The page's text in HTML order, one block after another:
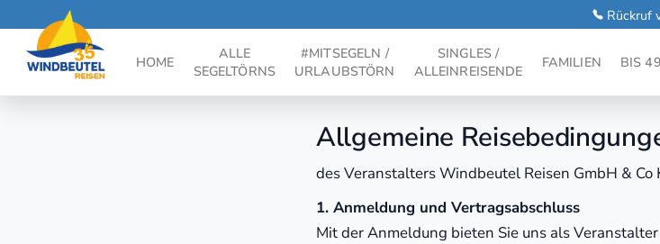
Rückruf
HOME
ALLE
SEGELTÖRNS
#MITSEGELN /
URLAUBSTÖRN
SINGLES /
ALLEINREISENDE
FAMILIEN BIS
Allgemeine
des Veranstalters Windbeutel Reisen GmbH & Co
1. Anmeldung und Vertragsabschluss
Mit der Anmeldung bieten Sie uns als